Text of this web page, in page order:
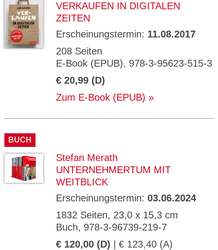
VERKAUFEN IN DIGITALEN
ZEITEN
Erscheinungstermin: 11.08.2017
208 Seiten
E-Book (EPUB), 978-3-95623-515-3
€ 20,99 (D)
Zum E-Book (EPUB)
BUCH
Stefan Merath
UNTERNEHMERTUM MIT
WEITBLICK
Erscheinungstermin: 03.06.2024
1832 Seiten, 23,0 x 15,3 cm
Buch, 978-3-96739-219-7
€ 120,00 (D) | € 123,40 (A)